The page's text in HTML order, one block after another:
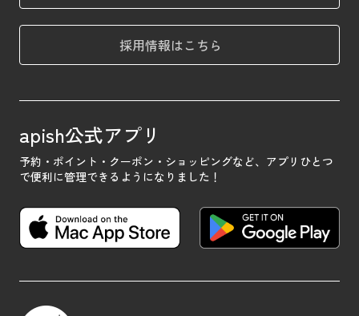
採用情報はこちら
apish公式アプリ
予約・ポイント・クーポン・ショッピングなど、 アプリひとつ
で便利に管理できるようになりました！